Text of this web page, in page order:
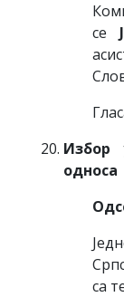
се
Избор
односа
са